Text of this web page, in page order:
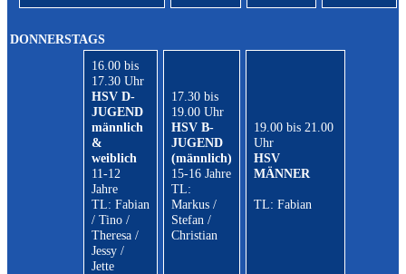
DONNERSTAGS
16.00 bis
17.30 Uhr
HSV D-
JUGEND
männlich
&
weiblich
11-12
Jahre
TL: Fabian
/ Tino /
Theresa /
Jessy /
Jette
17.30 bis
19.00 Uhr
HSV B-
JUGEND
(männlich)
15-16 Jahre
TL:
Markus /
Stefan /
Christian
19.00 bis 21.00
Uhr
HSV
MÄNNER
TL: Fabian